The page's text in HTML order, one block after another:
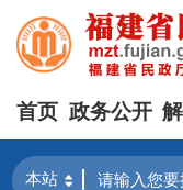
首页 政务公开